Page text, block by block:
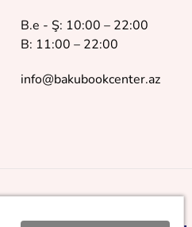
B.e - Ş: 10:00 – 22:00
B: 11:00 – 22:00
info@bakubookcenter.az